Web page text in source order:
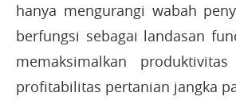
hanya mengurangi wabah
berfungsi sebagai landasan
memaksimalkan
profitabilitas pertanian jangka